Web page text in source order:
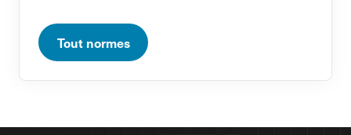
Tout normes